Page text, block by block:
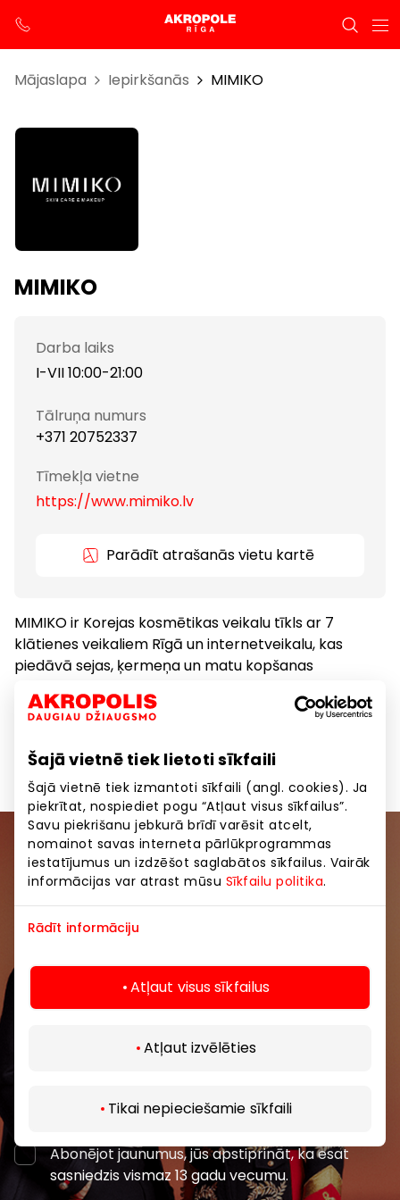
Šajā vietnē tiek lietoti sīkfaili
Šajā vietnē tiek izmantoti sīkfaili (angl. cookies). Ja
piekrītat, nospiediet pogu “Atļaut visus sīkfailus”.
Savu piekrišanu jebkurā brīdī varēsit atcelt,
nomainot savas interneta pārlūkprogrammas
iestatījumus un izdzēšot saglabātos sīkfailus. Vairāk
informācijas var atrast mūsu Sīkfailu politika.
Rādīt informāciju
Atļaut visus sīkfailus
Atļaut izvēlēties
Tikai nepieciešamie sīkfaili
Mājaslapa Iepirkšanās MIMIKO
MIMIKO
Darba laiks
I-VII 10:00-21:00
Tālruņa numurs
+371 20752337
Tīmekļa vietne
https://www.mimiko.lv
Parādīt atrašanās vietu kartē
MIMIKO ir Korejas kosmētikas veikalu tīkls ar 7
klātienes veikaliem Rīgā un internetveikalu, kas
piedāvā sejas, ķermeņa un matu kopšanas
Pievienojieties mūsu kopienai
Uzzini pirmais par labākajiem piedāvājumiem,
pasākumiem un jaunāko informāciju iepirkšanās un
Rīga”.
Abonēt
Abonējot jaunumus, jūs apstiprināt, ka esat
sasniedzis vismaz 13 gadu vecumu.